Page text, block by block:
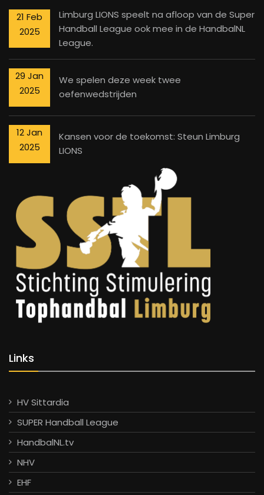
21 Feb
2025
Limburg LIONS speelt na afloop van de Super
Handball League ook mee in de HandbalNL
League.
29 Jan
2025
We spelen deze week twee
oefenwedstrijden
12 Jan
2025
Kansen voor de toekomst: Steun Limburg
LIONS
Links
HV Sittardia
SUPER Handball League
HandbalNL.tv
NHV
EHF